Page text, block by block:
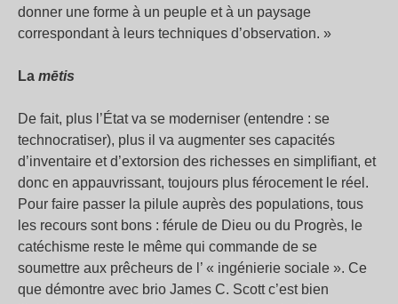
donner une forme à un peuple et à un paysage
correspondant à leurs techniques d’observation. »
La mētis
De fait, plus l’État va se moderniser (entendre : se
technocratiser), plus il va augmenter ses capacités
d’inventaire et d’extorsion des richesses en simplifiant, et
donc en appauvrissant, toujours plus férocement le réel.
Pour faire passer la pilule auprès des populations, tous
les recours sont bons : férule de Dieu ou du Progrès, le
catéchisme reste le même qui commande de se
soumettre aux prêcheurs de l’ « ingénierie sociale ». Ce
que démontre avec brio James C. Scott c’est bien